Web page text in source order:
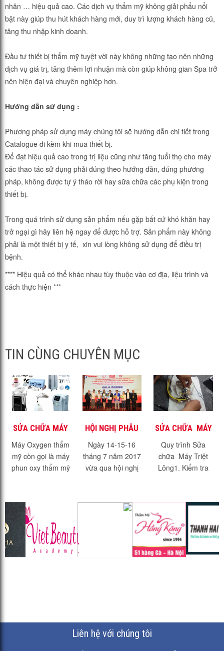
nhăn … hiệu quả cao. Các dịch vụ thẩm mỹ không giải phẩu nổi
bật này giúp thu hút khách hàng mới, duy trì lượng khách hàng cũ,
tăng thu nhập kinh doanh.
Đầu tư thiết bị thẩm mỹ tuyệt vời này không những tạo nên những
dịch vụ giá trị, tăng thêm lợi nhuận mà còn giúp không gian Spa trở
nên hiện đại và chuyên nghiệp hơn.
Hướng dẫn sử dụng :
Phương pháp sử dụng máy chúng tôi sẽ hướng dẫn chi tiết trong
Catalogue đi kèm khi mua thiết bị.
Để đạt hiệu quả cao trong trị liệu cũng như tăng tuổi thọ cho máy
các thao tác sử dụng phải đúng theo hướng dẫn, đúng phương
pháp, không được tự ý tháo rời hay sữa chữa các phụ kiện trong
thiết bị.
Trong quá trình sử dụng sản phẩm nếu gặp bất cứ khó khăn hay
trở ngại gì hãy liên hệ ngay để được hỗ trợ. Sản phẩm này không
phải là một thiết bị y tế, xin vui lòng không sử dụng để điều trị
bệnh.
**** Hiệu quả có thể khác nhau tùy thuộc vào cơ địa, liệu trình và
cách thực hiện ***
TIN CÙNG CHUYÊN MỤC
SỬA CHỮA MÁY
OXY THẨM MỸ
Máy Oxygen thẩm
mỹ còn gọi là máy
phun oxy thẩm mỹ
phục vụ công tác
làm đẹp da...
HỘI NGHỊ PHẪU
THUẬT THẨM
MỸ IMAPS ASIA
2017
Ngày 14-15-16
tháng 7 năm 2017
vừa qua hội nghị
diện khu vực
Đông Nam Á gọi
SỬA CHỮA MÁY
TRIỆT LÔNG
Quy trình Sửa
chữa Máy Triệt
Lông1. Kiểm tra
lông2. Tình trạng
máy:Sau khi kiểm
tra tình trạng...
Liên hệ với chúng tôi